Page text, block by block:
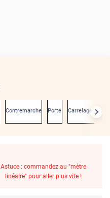
Contremarche Porte Carrelage mural
Astuce : commandez au "mètre
linéaire" pour aller plus vite !